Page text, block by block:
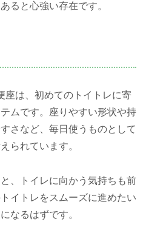
ると心強い存在です。
座は、初めてのトイトレに寄
ムです。座りやすい形状や持
さなど、毎日使うものとして
られています。
、トイレに向かう気持ちも前
イトレをスムーズに進めたい
なるはずです。